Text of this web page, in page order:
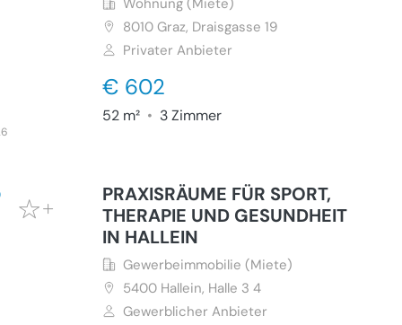
Wohnung (Miete)
8010 Graz, Draisgasse 19
Privater Anbieter
€ 602
52 m² • 3 Zimmer
PRAXISRÄUME FÜR SPORT,
THERAPIE UND GESUNDHEIT
IN HALLEIN
Gewerbeimmobilie (Miete)
5400 Hallein, Halle 3 4
Gewerblicher Anbieter